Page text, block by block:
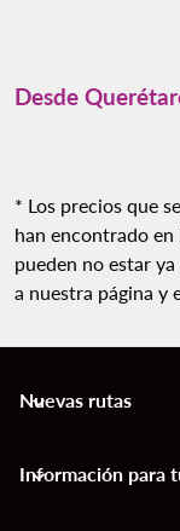
Desde
* Los precios que
han encontrado
pueden no estar
a nuestra página y
Nuevas rutas
keyboard_arrow_down
Información para
keyboard_arrow_down